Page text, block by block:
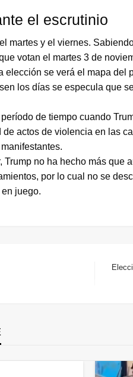
el escrutinio
martes y el viernes.
votan el martes 3 de
elección se verá el mapa del
los días se especula que
de tiempo cuando
actos de violencia en las
Trump no ha hecho más que
por lo cual no se
juego.